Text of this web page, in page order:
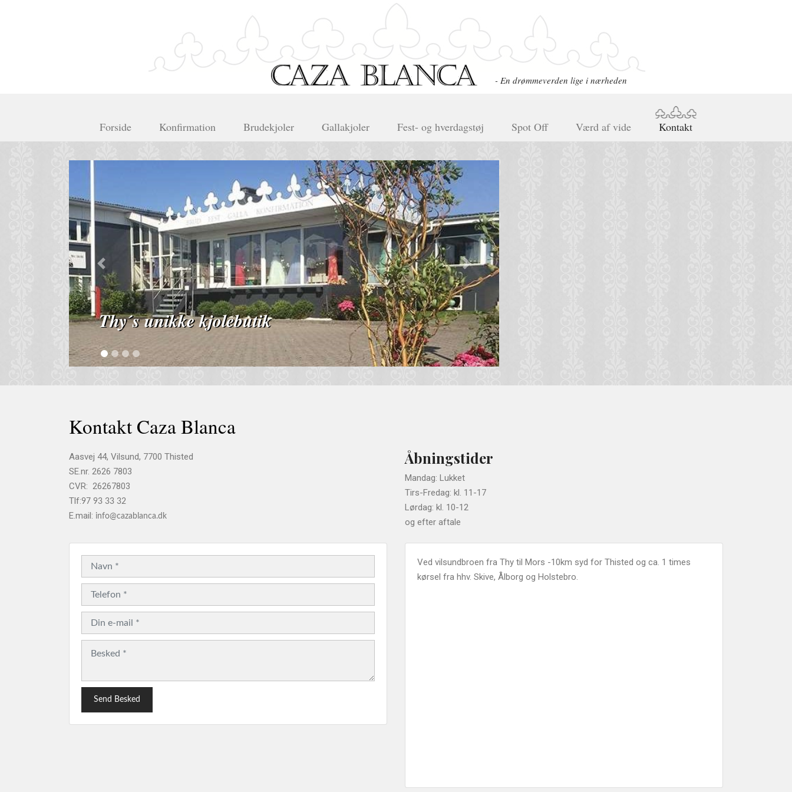
- En drømmeverden lige i nærheden
Forside Konfirmation Brudekjoler Gallakjoler Fest- og hverdagstøj Spot Off Værd af vide Kontakt
Thy´s unikke kjolebutik
Previous Next
Kontakt Caza Blanca
Aasvej 44, Vilsund, 7700 Thisted
SE.nr. 2626 7803
CVR: ​ 26267803
Tlf:97 93 33 32
E.mail: info@cazablanca.dk​
Åbningstider
Mandag: Lukket
Tirs-Fredag: kl. 11-17
Lørdag: kl. 10-12
og efter aftale​​
Send Besked
Ved vilsundbroen fra Thy til Mors -10km syd for Thisted og ca. 1 times
kørsel fra hhv. Skive, Ålborg og Holstebro.